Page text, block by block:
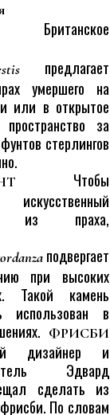
предлагает
умершего на
или в открытое
пространство за
стерлингов
Чтобы
из праха,
подвергает
при высоких
Такой камень
использован в
ФРИСБИ
дизайнер и
Эдвард
сделать из
фрисби. По словам